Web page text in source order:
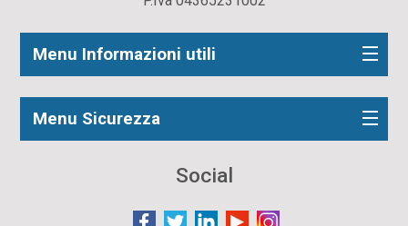
Menu Informazioni utili
Menu Sicurezza
Social